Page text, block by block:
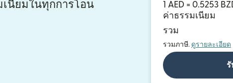
นียมในทุกการโอน
1 AED = 0.5253
ค่าธรรมเนียม
รวม
รวมภาษี. ดูรายละเอียด
รั